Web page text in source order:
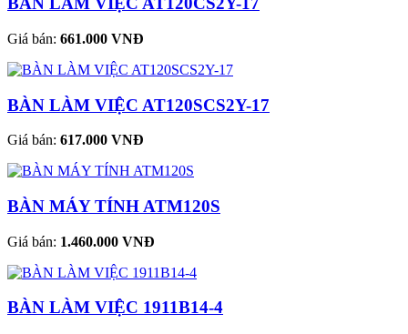
Giá bán: 661.000 VNĐ
BÀN LÀM VIỆC AT120SCS2Y-17
Giá bán: 617.000 VNĐ
BÀN MÁY TÍNH ATM120S
Giá bán: 1.460.000 VNĐ
BÀN LÀM VIỆC 1911B14-4